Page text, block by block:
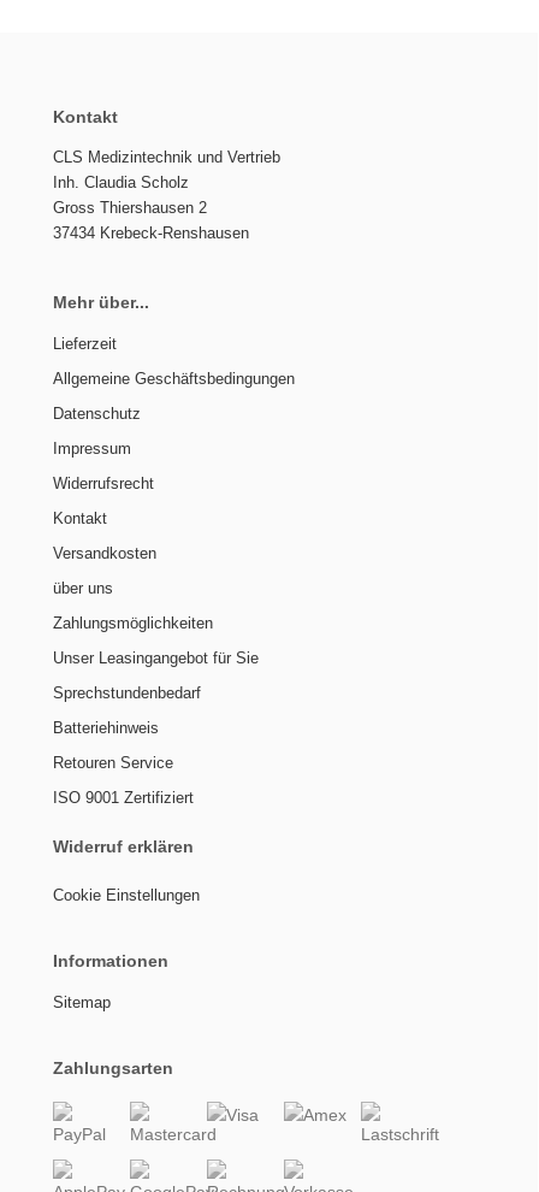
Kontakt
CLS Medizintechnik und Vertrieb
Inh. Claudia Scholz
Gross Thiershausen 2
37434 Krebeck-Renshausen
Mehr über...
Lieferzeit
Allgemeine Geschäftsbedingungen
Datenschutz
Impressum
Widerrufsrecht
Kontakt
Versandkosten
über uns
Zahlungsmöglichkeiten
Unser Leasingangebot für Sie
Sprechstundenbedarf
Batteriehinweis
Retouren Service
ISO 9001 Zertifiziert
Widerruf erklären
Cookie Einstellungen
Informationen
Sitemap
Zahlungsarten